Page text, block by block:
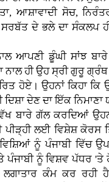
ਆਸ਼ਾਵਾਦੀ ਸੋਚ,
ਦੇ ਭਲੇ ਦਾ ਸੰਕਲਪ
ਆਪਣੀ ਡੂੰਘੀ ਸਾਂਝ
ਨਾਲ ਹੀ ਉਹ ਸ੍ਰੀ ਗੁਰੂ
ਹੋਏ। ਉਹਨਾਂ ਕਿਹਾ ਕਿ
ਦਿਸ਼ਾ ਦੇਣ ਦਾ ਇੱਕ ਨਿਮਾਣਾ
ਬਾਰੇ ਗੱਲ ਕਰਦਿਆਂ
ਪੀੜ੍ਹੀ ਲਈ ਵਿਸ਼ੇਸ਼ ਕੋਰਸ
ਨੂੰ ਪੰਜਾਬੀ ਵਿੱਚ
ਪੰਜਾਬੀ ਨੂੰ ਵਿਸ਼ਵ ਪੱਧਰ
ਕੰਮ ਕਰ ਰਹੀ